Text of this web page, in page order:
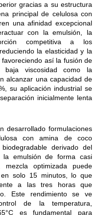
gracias a su estructura
principal de celulosa con
una afinidad excepcional
con la emulsión, la
competitiva a los
la elasticidad y la
así la fusión de
baja viscosidad como la
alcanzar una capacidad de
su aplicación industrial se
inicialmente lenta
desarrollado formulaciones
con amina de coco
derivado del
la emulsión de forma casi
mezcla optimizada puede
solo 15 minutos, lo que
a las tres horas que
Este rendimiento se ve
de la temperatura,
es fundamental para